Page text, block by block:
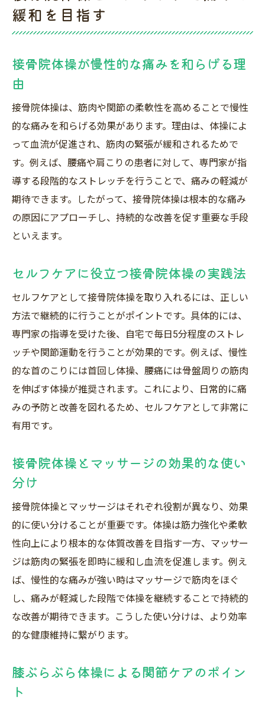
緩和を目指す
接骨院体操が慢性的な痛みを和らげる理
由
接骨院体操は、筋肉や関節の柔軟性を高めることで慢性
的な痛みを和らげる効果があります。理由は、体操によ
って血流が促進され、筋肉の緊張が緩和されるためで
す。例えば、腰痛や肩こりの患者に対して、専門家が指
導する段階的なストレッチを行うことで、痛みの軽減が
期待できます。したがって、接骨院体操は根本的な痛み
の原因にアプローチし、持続的な改善を促す重要な手段
といえます。
セルフケアに役立つ接骨院体操の実践法
セルフケアとして接骨院体操を取り入れるには、正しい
方法で継続的に行うことがポイントです。具体的には、
専門家の指導を受けた後、自宅で毎日5分程度のストレ
ッチや関節運動を行うことが効果的です。例えば、慢性
的な首のこりには首回し体操、腰痛には骨盤周りの筋肉
を伸ばす体操が推奨されます。これにより、日常的に痛
みの予防と改善を図れるため、セルフケアとして非常に
有用です。
接骨院体操とマッサージの効果的な使い
分け
接骨院体操とマッサージはそれぞれ役割が異なり、効果
的に使い分けることが重要です。体操は筋力強化や柔軟
性向上により根本的な体質改善を目指す一方、マッサー
ジは筋肉の緊張を即時に緩和し血流を促進します。例え
ば、慢性的な痛みが強い時はマッサージで筋肉をほぐ
し、痛みが軽減した段階で体操を継続することで持続的
な改善が期待できます。こうした使い分けは、より効率
的な健康維持に繋がります。
膝ぶらぶら体操による関節ケアのポイン
ト